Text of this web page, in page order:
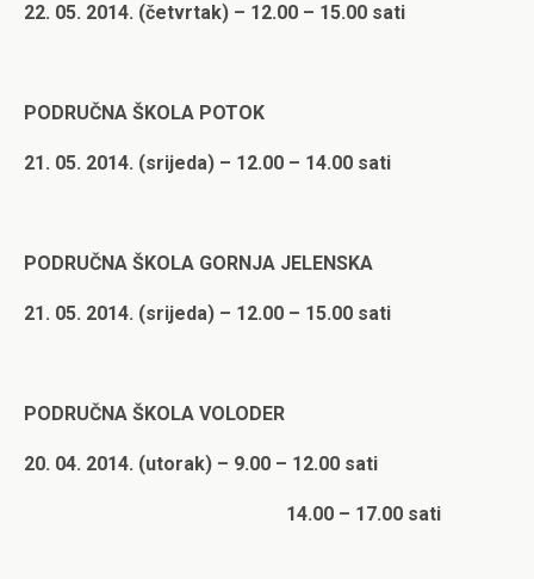
22. 05. 2014. (četvrtak) – 12.00 – 15.00 sati
PODRUČNA ŠKOLA POTOK
21. 05. 2014. (srijeda) – 12.00 – 14.00 sati
PODRUČNA ŠKOLA GORNJA JELENSKA
21. 05. 2014. (srijeda) – 12.00 – 15.00 sati
PODRUČNA ŠKOLA VOLODER
20. 04. 2014. (utorak) – 9.00 – 12.00 sati
14.00 – 17.00 sati